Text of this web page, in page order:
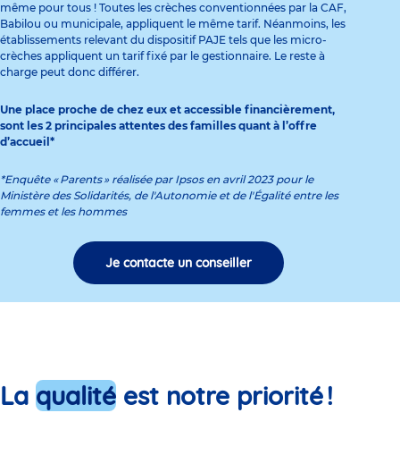
même pour tous ! Toutes les crèches conventionnées par la CAF,
Babilou ou municipale, appliquent le même tarif. Néanmoins, les
établissements relevant du dispositif PAJE tels que les micro-
crèches appliquent un tarif fixé par le gestionnaire. Le reste à
charge peut donc différer.
Une place proche de chez eux et accessible financièrement,
sont les 2 principales attentes des familles quant à l’offre
d’accueil*
*Enquête « Parents » réalisée par Ipsos en avril 2023 pour le
Ministère des Solidarités, de l'Autonomie et de l'Égalité entre les
femmes et les hommes
Je contacte un conseiller
La qualité est notre priorité !